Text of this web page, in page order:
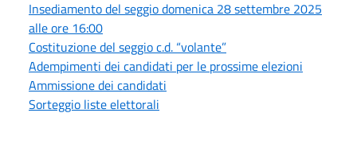
Insediamento del seggio domenica 28 settembre 2025
alle ore 16:00
Costituzione del seggio c.d. “volante”
Adempimenti dei candidati per le prossime elezioni
Ammissione dei candidati
Sorteggio liste elettorali